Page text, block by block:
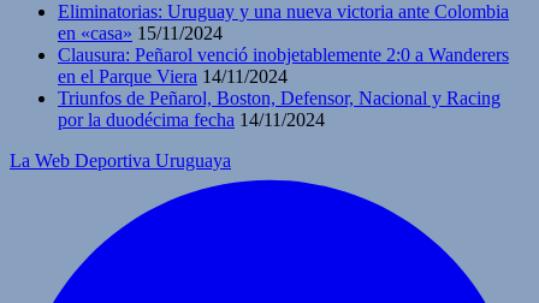
Eliminatorias: Uruguay y una nueva victoria ante Colombia
en «casa» 15/11/2024
Clausura: Peñarol venció inobjetablemente 2:0 a Wanderers
en el Parque Viera 14/11/2024
Triunfos de Peñarol, Boston, Defensor, Nacional y Racing
por la duodécima fecha 14/11/2024
La Web Deportiva Uruguaya